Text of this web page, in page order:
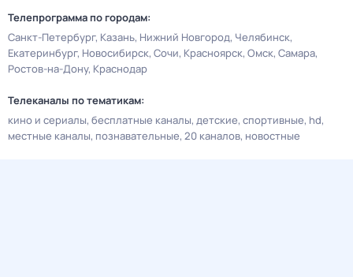
Телепрограмма по городам:
Санкт-Петербург Казань Нижний Новгород Челябинск
Екатеринбург Новосибирск Сочи Красноярск Омск Самара
Ростов-на-Дону Краснодар
Телеканалы по тематикам:
кино и сериалы бесплатные каналы детские спортивные hd
местные каналы познавательные 20 каналов новостные